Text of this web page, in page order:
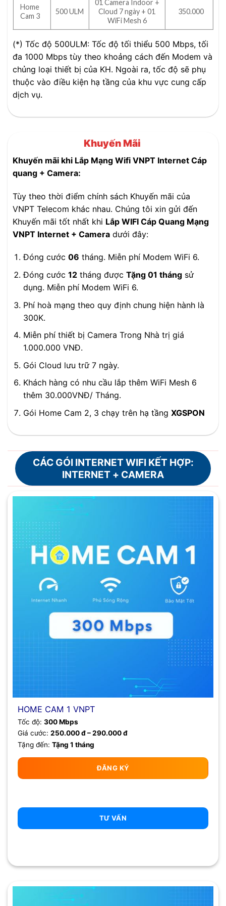
Home
Cam 3
500 ULM
01 Camera Indoor +
Cloud 7 ngày + 01
WiFi Mesh 6
350.000
(*) Tốc độ 500ULM: Tốc độ tối thiểu 500 Mbps, tối
đa 1000 Mbps tùy theo khoảng cách đến Modem và
chủng loại thiết bị của KH. Ngoài ra, tốc độ sẽ phụ
thuộc vào điều kiện hạ tầng của khu vực cung cấp
dịch vụ.
Khuyến Mãi
Khuyến mãi khi Lắp Mạng Wifi VNPT Internet Cáp
quang + Camera:
Tùy theo thời điểm chính sách Khuyến mãi của
VNPT Telecom khác nhau. Chúng tôi xin gửi đến
Khuyến mãi tốt nhất khi Lắp WIFI Cáp Quang Mạng
VNPT Internet + Camera dưới đây:
Đóng cước 06 tháng. Miễn phí Modem WiFi 6.
Đóng cước 12tháng được Tặng 01 thángsử
dụng. Miễn phí Modem WiFi 6.
Phí hoà mạng theo quy định chung hiện hành là
300K.
Miễn phí thiết bị Camera Trong Nhà trị giá
1.000.000 VNĐ.
Gói Cloud lưu trữ 7 ngày.
Khách hàng có nhu cầu lắp thêm WiFi Mesh 6
thêm 30.000VNĐ/ Tháng.
Gói Home Cam 2, 3 chạy trên hạ tầng XGSPON
CÁC GÓI INTERNET WIFI KẾT HỢP:
INTERNET + CAMERA
HOME CAM 1 VNPT
Tốc độ: 300 Mbps
Giá cước: 250.000 đ – 290.000 đ
Tặng đến: Tặng 1 tháng
ĐĂNG KÝ
TƯ VẤN